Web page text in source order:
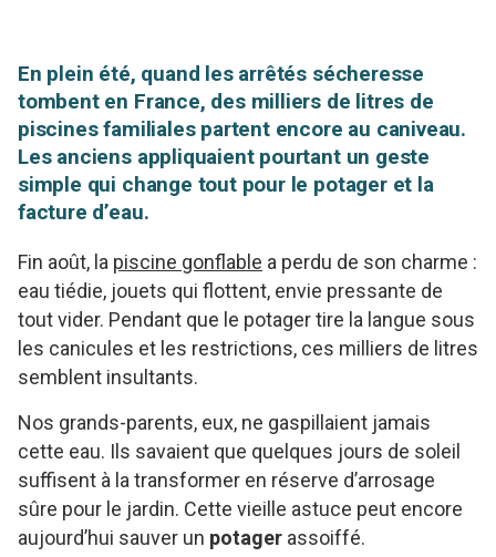
En plein été, quand les arrêtés sécheresse
tombent en France, des milliers de litres de
piscines familiales partent encore au caniveau.
Les anciens appliquaient pourtant un geste
simple qui change tout pour le potager et la
facture d’eau.
Fin août, la piscine gonflable a perdu de son charme :
eau tiédie, jouets qui flottent, envie pressante de
tout vider. Pendant que le potager tire la langue sous
les canicules et les restrictions, ces milliers de litres
semblent insultants.
Nos grands-parents, eux, ne gaspillaient jamais
cette eau. Ils savaient que quelques jours de soleil
suffisent à la transformer en réserve d’arrosage
sûre pour le jardin. Cette vieille astuce peut encore
aujourd’hui sauver un potager assoiffé.